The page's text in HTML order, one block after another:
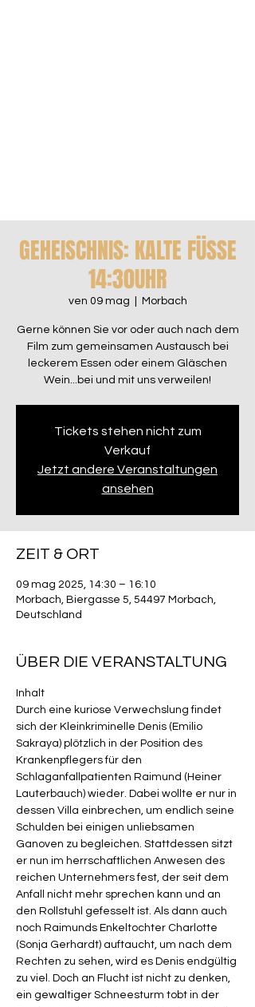
GEHEISCHNIS: KALTE FÜSSE
14:30UHR
ven 09 mag Morbach
Gerne können Sie vor oder auch nach dem
Film zum gemeinsamen Austausch bei
leckerem Essen oder einem Gläschen
Wein...bei und mit uns verweilen!
Tickets stehen nicht zum
Verkauf
Jetzt andere Veranstaltungen
ansehen
ZEIT & ORT
09 mag 2025, 14:30 – 16:10
Morbach, Biergasse 5, 54497 Morbach,
Deutschland
ÜBER DIE VERANSTALTUNG
Inhalt
Durch eine kuriose Verwechslung findet
sich der Kleinkriminelle Denis (Emilio
Sakraya) plötzlich in der Position des
Krankenpflegers für den
Schlaganfallpatienten Raimund (Heiner
Lauterbauch) wieder. Dabei wollte er nur in
dessen Villa einbrechen, um endlich seine
Schulden bei einigen unliebsamen
Ganoven zu begleichen. Stattdessen sitzt
er nun im herrschaftlichen Anwesen des
reichen Unternehmers fest, der seit dem
Anfall nicht mehr sprechen kann und an
den Rollstuhl gefesselt ist. Als dann auch
noch Raimunds Enkeltochter Charlotte
(Sonja Gerhardt) auftaucht, um nach dem
Rechten zu sehen, wird es Denis endgültig
zu viel. Doch an Flucht ist nicht zu denken,
ein gewaltiger Schneesturm tobt in der